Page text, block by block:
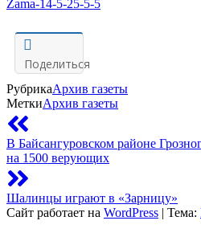
Zama-14-5-25-5-5
Поделиться
РубрикаАрхив газеты
МеткиАрхив газеты
В Байсангуровском районе
на 1500 верующих
Шалинцы играют в «Зарницу»
Сайт работает на WordPress | Тема: